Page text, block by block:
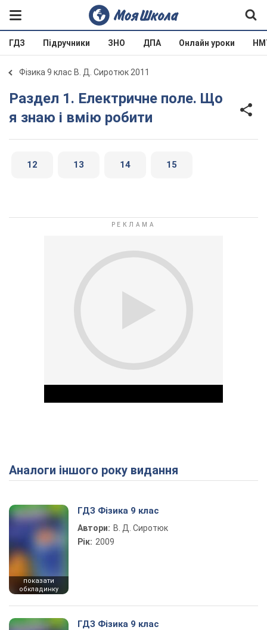
ГДЗ Підручники ЗНО ДПА Онлайн уроки
Фізика 9 клас В. Д. Сиротюк 2011
Раздел 1. Електричне поле. Що
я знаю і вмію робити
12 13 14 15
Play Video
Аналоги іншого року видання
показати
обкладинку
ГДЗ Фізика 9 клас
Автори: В. Д. Сиротюк
Рік: 2009
ГДЗ Фізика 9 клас